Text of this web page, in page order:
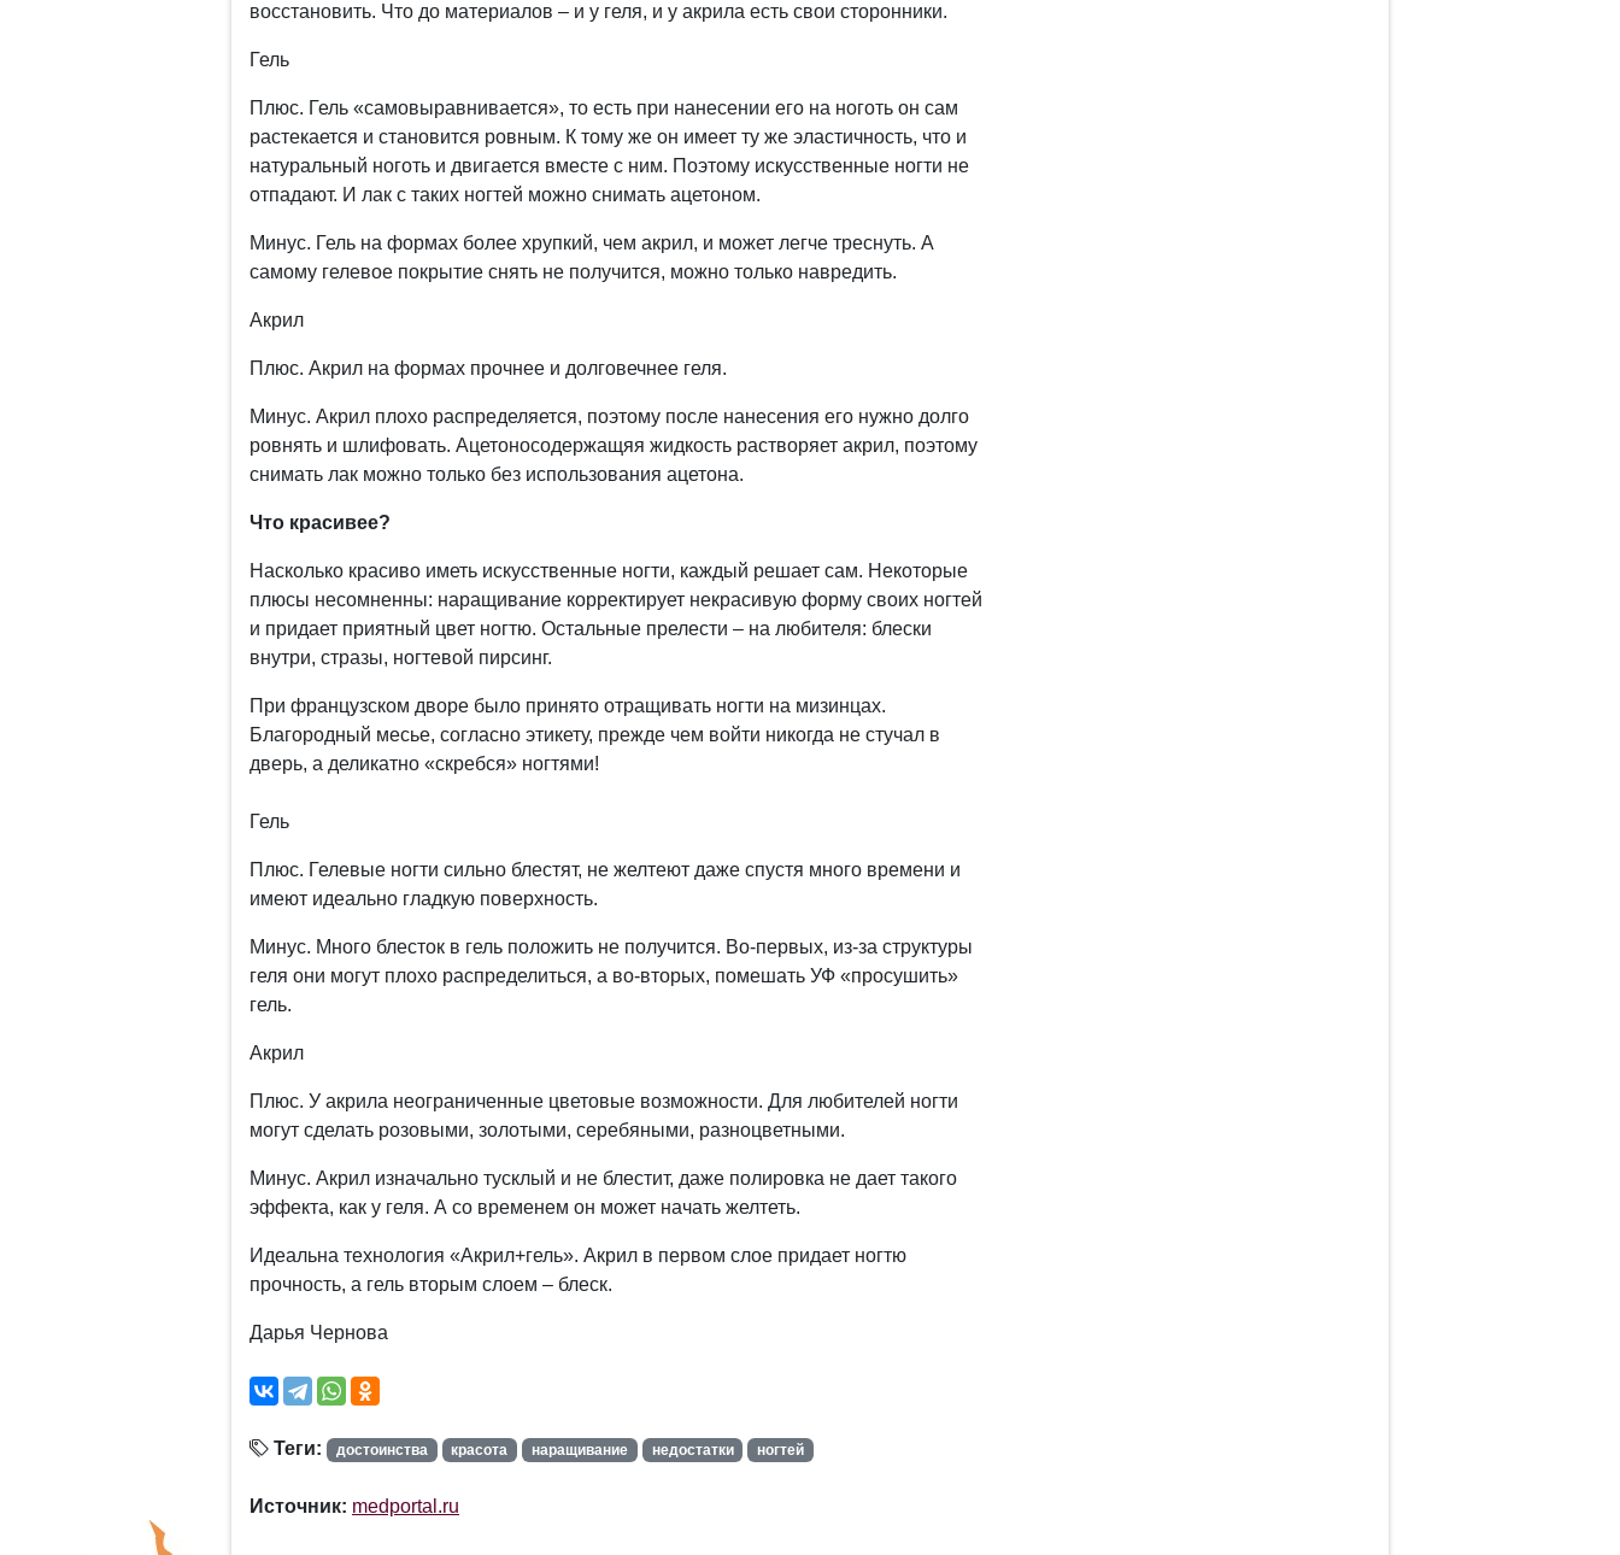
восстановить. Что до материалов – и у геля, и у акрила есть свои сторонники.
Гель
Плюс. Гель «самовыравнивается», то есть при нанесении его на ноготь он сам
растекается и становится ровным. К тому же он имеет ту же эластичность, что и
натуральный ноготь и двигается вместе с ним. Поэтому искусственные ногти не
отпадают. И лак с таких ногтей можно снимать ацетоном.
Минус. Гель на формах более хрупкий, чем акрил, и может легче треснуть. А
самому гелевое покрытие снять не получится, можно только навредить.
Акрил
Плюс. Акрил на формах прочнее и долговечнее геля.
Минус. Акрил плохо распределяется, поэтому после нанесения его нужно долго
ровнять и шлифовать. Ацетоносодержащяя жидкость растворяет акрил, поэтому
снимать лак можно только без использования ацетона.
Что красивее?
Насколько красиво иметь искусственные ногти, каждый решает сам. Некоторые
плюсы несомненны: наращивание корректирует некрасивую форму своих ногтей
и придает приятный цвет ногтю. Остальные прелести – на любителя: блески
внутри, стразы, ногтевой пирсинг.
При французском дворе было принято отращивать ногти на мизинцах.
Благородный месье, согласно этикету, прежде чем войти никогда не стучал в
дверь, а деликатно «скребся» ногтями!
Гель
Плюс. Гелевые ногти сильно блестят, не желтеют даже спустя много времени и
имеют идеально гладкую поверхность.
Минус. Много блесток в гель положить не получится. Во-первых, из-за структуры
геля они могут плохо распределиться, а во-вторых, помешать УФ «просушить»
гель.
Акрил
Плюс. У акрила неограниченные цветовые возможности. Для любителей ногти
могут сделать розовыми, золотыми, серебяными, разноцветными.
Минус. Акрил изначально тусклый и не блестит, даже полировка не дает такого
эффекта, как у геля. А со временем он может начать желтеть.
Идеальна технология «Акрил+гель». Акрил в первом слое придает ногтю
прочность, а гель вторым слоем – блеск.
Дарья Чернова
Теги: достоинства красота наращивание недостатки ногтей
Источник: medportal.ru